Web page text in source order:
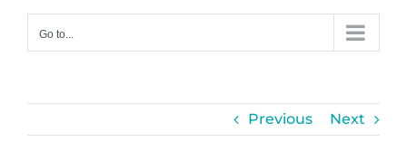
Go to...
Previous Next